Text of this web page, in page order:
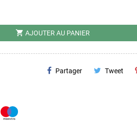
shopping_cart AJOUTER AU PANIER
Partager Tweet